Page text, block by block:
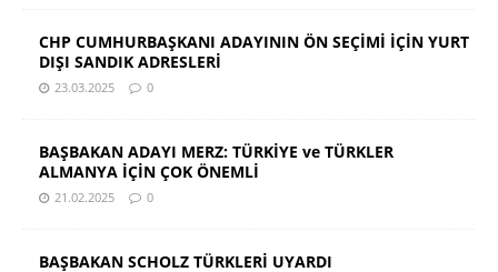
CHP CUMHURBAŞKANI ADAYININ ÖN SEÇİMİ İÇİN YURT
DIŞI SANDIK ADRESLERİ
23.03.2025 0
BAŞBAKAN ADAYI MERZ: TÜRKİYE ve TÜRKLER
ALMANYA İÇİN ÇOK ÖNEMLİ
21.02.2025 0
BAŞBAKAN SCHOLZ TÜRKLERİ UYARDI